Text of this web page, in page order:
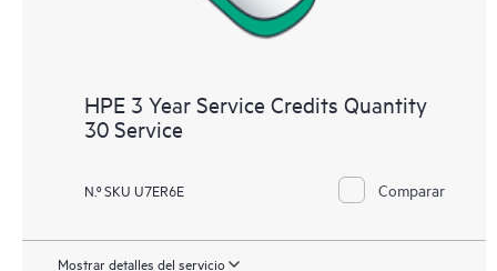
HPE 3 Year Service Credits Quantity
30 Service
N.º SKU U7ER6E Comparar
Mostrar detalles del servicio